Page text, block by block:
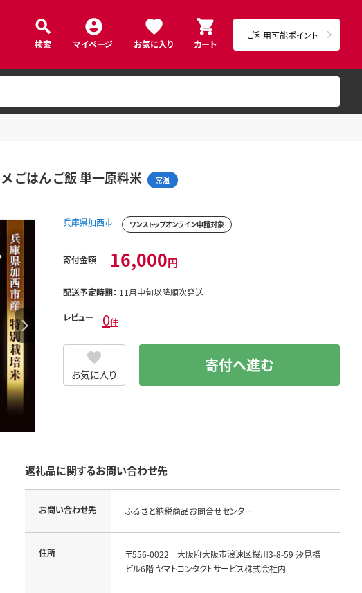
検索 マイページ お気に入り カート
ご利用可能ポイント
ごはん ご飯 単一原料米 常温
兵庫県加西市 ワンストップオンライン申請対象
寄付金額 16,000円
配送予定時期： 11月中旬以降順次発送
レビュー 0件
お気に入り 寄付へ進む
返礼品に関するお問い合わせ先
お問い合わせ先 ふるさと納税商品お問合せセンター
住所
〒556-0022 大阪府大阪市浪速区桜川3-8-59 汐見橋
ビル6階 ヤマトコンタクトサービス株式会社内